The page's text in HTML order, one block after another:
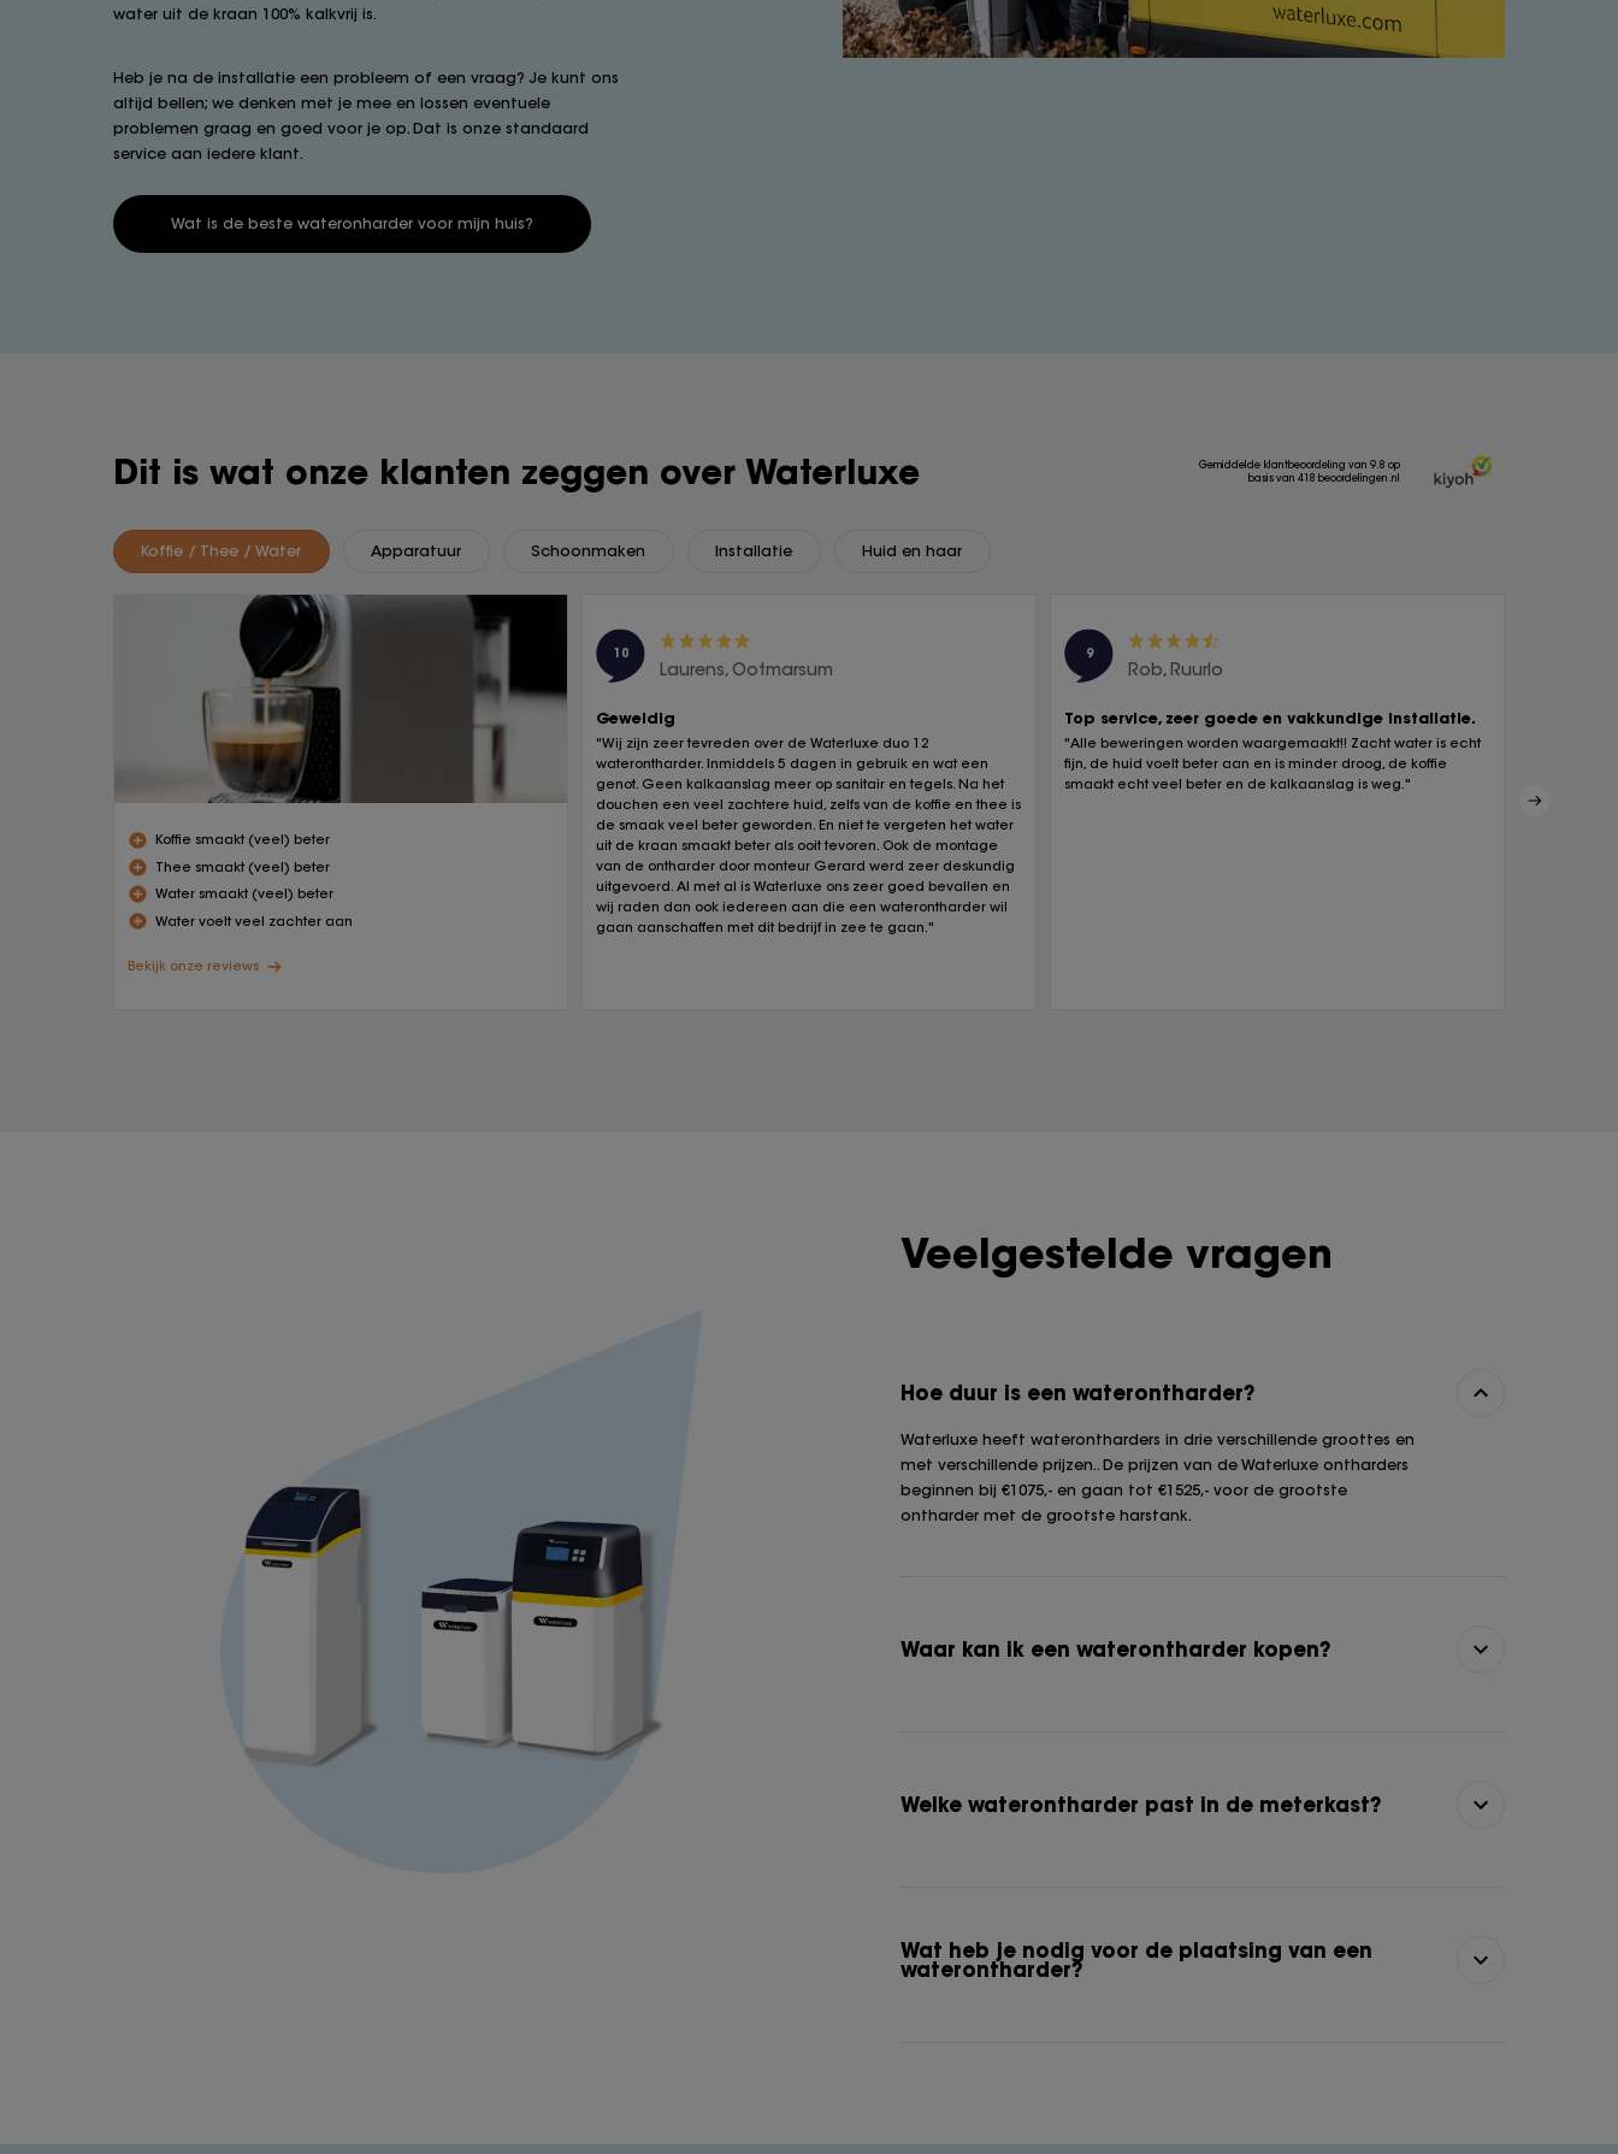
water uit de kraan 100% kalkvrij is.
Heb je na de installatie een probleem of een vraag? Je kunt ons
altijd bellen; we denken met je mee en lossen eventuele
problemen graag en goed voor je op. Dat is onze standaard
service aan iedere klant.
Wat is de beste wateronharder voor mijn huis?
Dit is wat onze klanten zeggen over Waterluxe
Gemiddelde klantbeoordeling van 9.8 op
basis van 418 beoordelingen.nl
Koffie / Thee / Water Apparatuur Schoonmaken Installatie Huid en haar
Koffie smaakt (veel) beter
Thee smaakt (veel) beter
Water smaakt (veel) beter
Water voelt veel zachter aan
Bekijk onze reviews
10
Laurens, Ootmarsum
Geweldig
"Wij zijn zeer tevreden over de Waterluxe duo 12
waterontharder. Inmiddels 5 dagen in gebruik en wat een
genot. Geen kalkaanslag meer op sanitair en tegels. Na het
douchen een veel zachtere huid, zelfs van de koffie en thee is
de smaak veel beter geworden. En niet te vergeten het water
uit de kraan smaakt beter als ooit tevoren. Ook de montage
van de ontharder door monteur Gerard werd zeer deskundig
uitgevoerd. Al met al is Waterluxe ons zeer goed bevallen en
wij raden dan ook iedereen aan die een waterontharder wil
gaan aanschaffen met dit bedrijf in zee te gaan."
9
Rob, Ruurlo
Top service, zeer goede en vakkundige installatie.
"Alle beweringen worden waargemaakt!! Zacht water is echt
fijn, de huid voelt beter aan en is minder droog, de koffie
smaakt echt veel beter en de kalkaanslag is weg."
Veelgestelde vragen
Hoe duur is een waterontharder?
Waterluxe heeft waterontharders in drie verschillende groottes en
met verschillende prijzen.. De prijzen van de Waterluxe ontharders
beginnen bij €1075,- en gaan tot €1525,- voor de grootste
ontharder met de grootste harstank.
Waar kan ik een waterontharder kopen?
Welke waterontharder past in de meterkast?
Wat heb je nodig voor de plaatsing van een
waterontharder?